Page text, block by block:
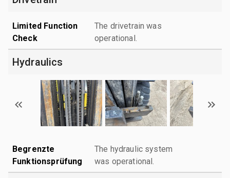
Limited Function
Check
The drivetrain was
operational.
Hydraulics
Begrenzte
Funktionsprüfung
The hydraulic system
was operational.